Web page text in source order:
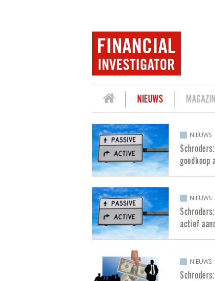
NIEUWS
BERICHTEN OVER ACTIEF & PASSIEFNIEUWS
goedkoop
NIEUWS
actief
NIEUWS